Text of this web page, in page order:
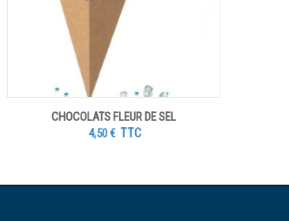
CHOCOLATS FLEUR DE SEL
4,50€ TTC